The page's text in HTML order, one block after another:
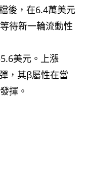
後，在6.4萬美元
待新一輪流動性
美元。上漲
，其β屬性在當
揮。